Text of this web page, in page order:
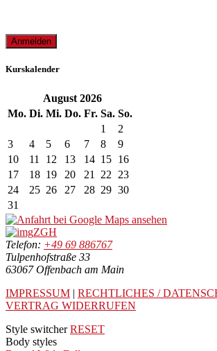
Kurskalender
August2026
Mo. Di. Mi. Do. Fr. Sa. So.
1
2
3
4 5 6 7 8
9
10
11 12 13 14 15 16
17
18 19 20 21 22 23
24
25 26 27 28 29 30
31
ZGH
Telefon: +49 69 886767
Tulpenhofstraße 33
63067 Offenbach am Main
IMPRESSUM | RECHTLICHES /
VERTRAG WIDERRUFEN
Style switcher RESET
Body styles